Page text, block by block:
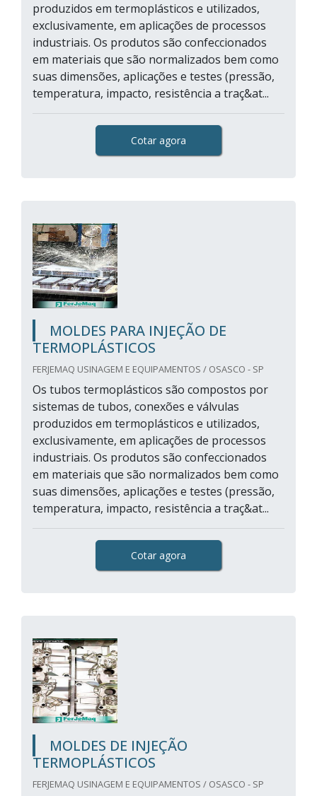
produzidos em termoplásticos e utilizados,
exclusivamente, em aplicações de processos
industriais. Os produtos são confeccionados
em materiais que são normalizados bem como
suas dimensões, aplicações e testes (pressão,
temperatura, impacto, resistência a traç&at...
Cotar agora
MOLDES PARA INJEÇÃO DE
TERMOPLÁSTICOS
FERJEMAQ USINAGEM E EQUIPAMENTOS / OSASCO - SP
Os tubos termoplásticos são compostos por
sistemas de tubos, conexões e válvulas
produzidos em termoplásticos e utilizados,
exclusivamente, em aplicações de processos
industriais. Os produtos são confeccionados
em materiais que são normalizados bem como
suas dimensões, aplicações e testes (pressão,
temperatura, impacto, resistência a traç&at...
Cotar agora
MOLDES DE INJEÇÃO
TERMOPLÁSTICOS
FERJEMAQ USINAGEM E EQUIPAMENTOS / OSASCO - SP